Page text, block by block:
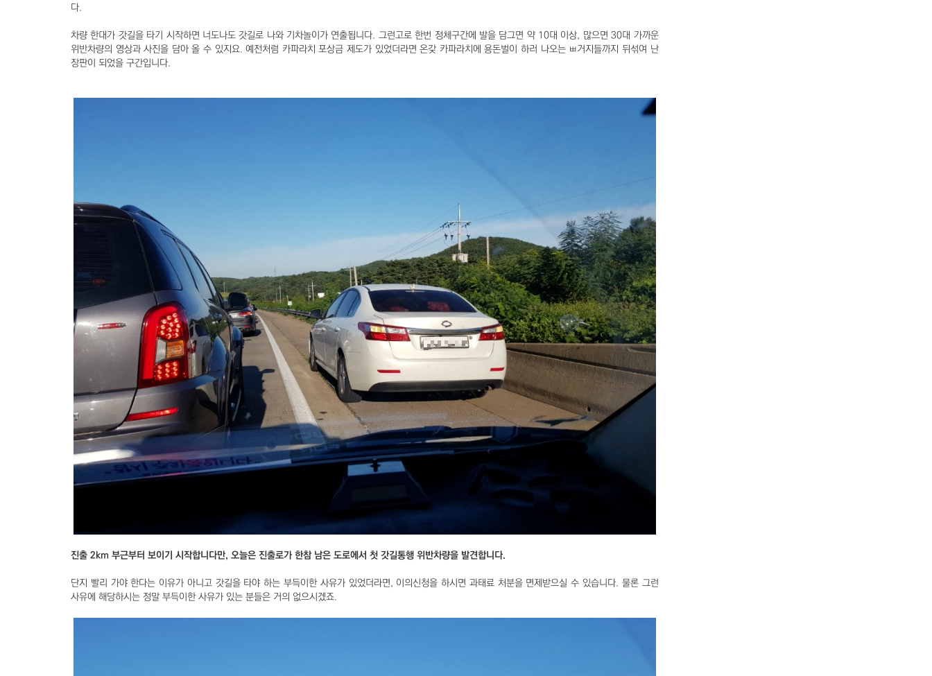
다.
차량 한대가 갓길을 타기 시작하면 너도나도 갓길로 나와 기차놀이가 연출됩니다. 그런고로 한번 정체구간에 발을 담그면 약 10대 이상, 많으면 30대 가까운
위반차량의 영상과 사진을 담아 올 수 있지요. 예전처럼 카파라치 포상금 제도가 있었더라면 온갖 카파라치에 용돈벌이 하러 나오는 ㅃ거지들까지 뒤섞여 난
장판이 되었을 구간입니다.
진출 2km 부근부터 보이기 시작합니다만, 오늘은 진출로가 한참 남은 도로에서 첫 갓길통행 위반차량을 발견합니다.
단지 빨리 가야 한다는 이유가 아니고 갓길을 타야 하는 부득이한 사유가 있었더라면, 이의신청을 하시면 과태료 처분을 면제받으실 수 있습니다. 물론 그런
사유에 해당하시는 정말 부득이한 사유가 있는 분들은 거의 없으시겠죠.